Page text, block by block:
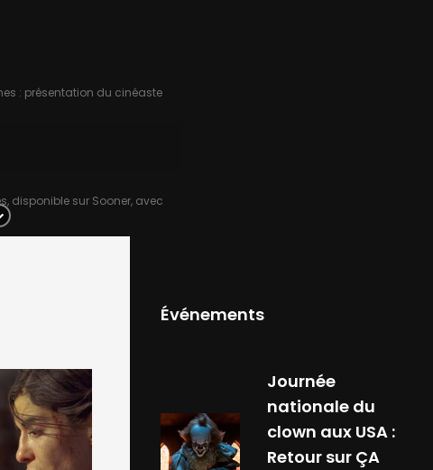
: présentation du cinéaste
disponible sur Sooner, avec
Événements
Journée
nationale du
clown aux USA :
Retour sur ÇA